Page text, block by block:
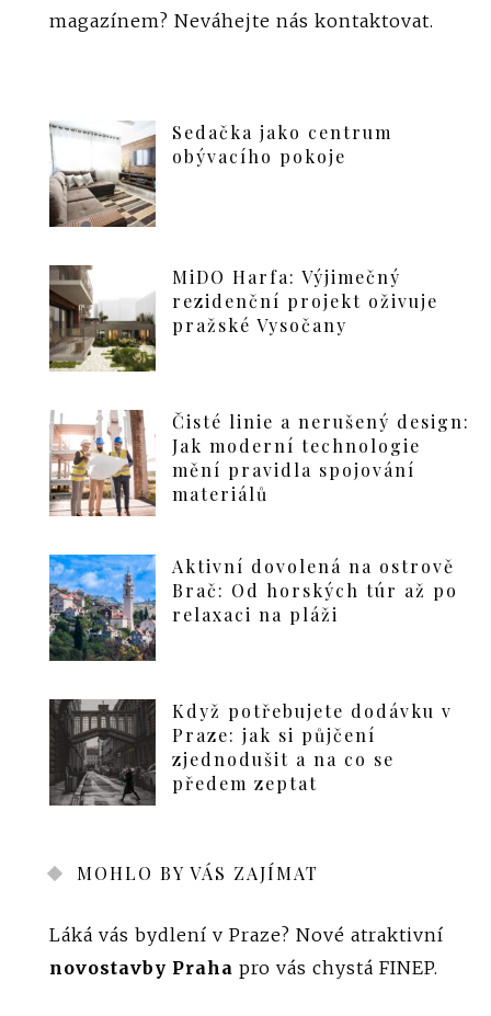
magazínem? Neváhejte nás kontaktovat.
Sedačka jako centrum
obývacího pokoje
MiDO Harfa: Výjimečný
rezidenční projekt oživuje
pražské Vysočany
Čisté linie a nerušený design:
Jak moderní technologie
mění pravidla spojování
materiálů
Aktivní dovolená na ostrově
Brač: Od horských túr až po
relaxaci na pláži
Když potřebujete dodávku v
Praze: jak si půjčení
zjednodušit a na co se
předem zeptat
MOHLO BY VÁS ZAJÍMAT
Láká vás bydlení v Praze? Nové atraktivní
novostavby Praha pro vás chystá FINEP.